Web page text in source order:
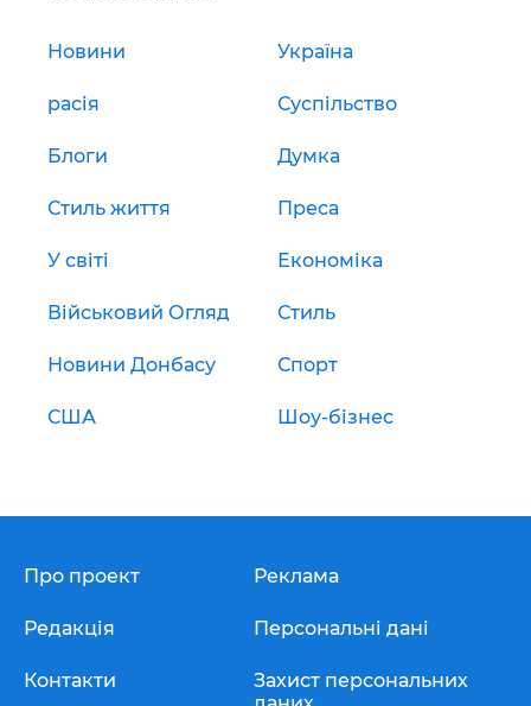
Новини Україна
расія Суспільство
Блоги Думка
Стиль життя Преса
У світі Економіка
Військовий Огляд Стиль
Новини Донбасу Спорт
США Шоу-бізнес
Про проект
Редакція
Контакти
Реклама
Персональні дані
Захист персональних